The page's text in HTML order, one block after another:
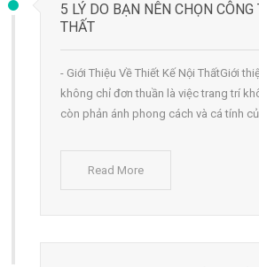
5 LÝ DO BẠN NÊN CHỌN
THẤT
- Giới Thiệu Về Thiết Kế Nội ThấtGiới
không chỉ đơn thuần là việc trang trí
còn phản ánh phong cách và cá tính
Read More